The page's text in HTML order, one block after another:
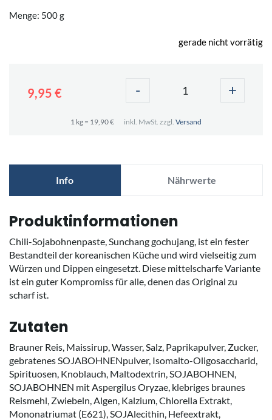
Menge: 500 g
gerade nicht vorrätig
9,95 € - +
1 kg = 19,90 € inkl. MwSt. zzgl. Versand
Info Nährwerte
Produktinformationen
Chili-Sojabohnenpaste, Sunchang gochujang, ist ein fester
Bestandteil der koreanischen Küche und wird vielseitig zum
Würzen und Dippen eingesetzt. Diese mittelscharfe Variante
ist ein guter Kompromiss für alle, denen das Original zu
scharf ist.
Zutaten
Brauner Reis, Maissirup, Wasser, Salz, Paprikapulver, Zucker,
gebratenes SOJABOHNENpulver, Isomalto-Oligosaccharid,
Spirituosen, Knoblauch, Maltodextrin, SOJABOHNEN,
SOJABOHNEN mit Aspergilus Oryzae, klebriges braunes
Reismehl, Zwiebeln, Algen, Kalzium, Chlorella Extrakt,
Mononatriumat (E621), SOJAlecithin, Hefeextrakt,